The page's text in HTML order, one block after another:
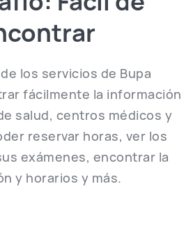
los servicios de Bupa
fácilmente la información
salud, centros médicos y
reservar horas, ver los
exámenes, encontrar la
y horarios y más.